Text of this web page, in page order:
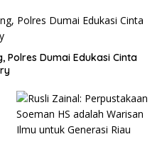
Polres Dumai Edukasi Cinta